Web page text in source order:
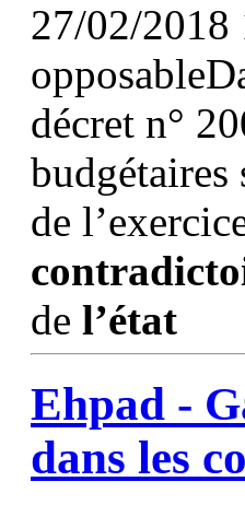
27/02/2018
décret n°
de
de l’état
Ehpad -
dans les